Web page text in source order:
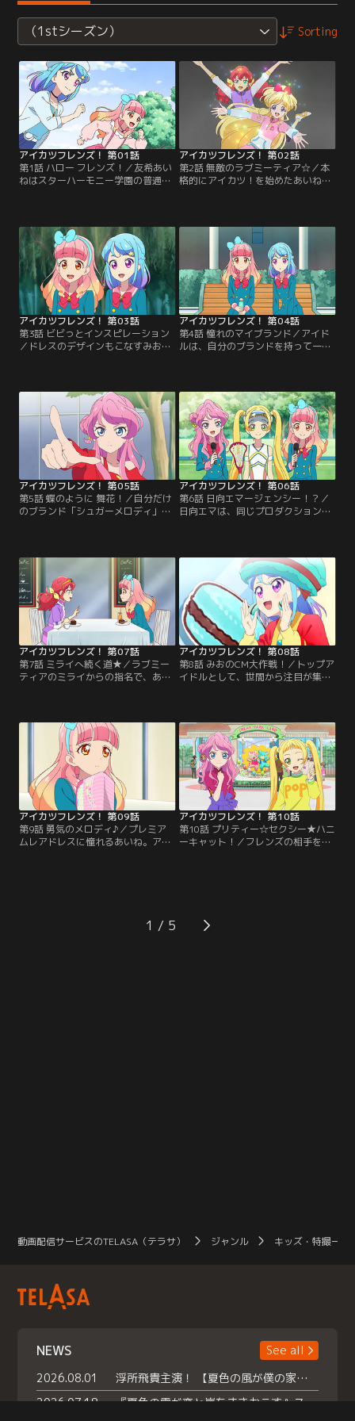
（1stシーズン） Sorting
アイカツフレンズ！ 第01話
第1話 ハロー フレンズ！／友希あい
ねはスターハーモニー学園の普通科
得意なあいねは、すぐにみおとも仲
良くなるが、みおからのお願いを引
き受けたら、なんと一緒にアイカ
ツ！のステージに立つことに…！？
【提供：バンダイチャンネル】
アイカツフレンズ！ 第02話
第2話 無敵のラブミーティア☆／本
格的にアイカツ！を始めたあいね。
仕事をもらってワクワクしていた。
お仕事現場で待っていたのは、アイ
カツ界の頂点に君臨するトップアイ
ドルユニットであり、ダイヤモンド
フレンズと呼ばれる「ラブミーティ
ア」の神城カレンと…。【提供：バ
ンダイチャンネル】
アイカツフレンズ！ 第03話
第3話 ビビっとインスピレーション
／ドレスのデザインもこなすみお
「何か足りない」とドレスのデザイ
ンに納得できておらず--そんな時、
あいねがみおの“一日限定の付き
人”をすることに。みおは納得のい
くプレミアムレアドレスを完成でき
るのか！？【提供：バンダイチャン
アイカツフレンズ！ 第04話
第4話 憧れのマイブランド／アイド
ルは、自分のブランドを持って一人
自分に合うブランドを探すことに。
いろんなブランドをあたるも、中々
うまくいかない。そんなとき、あい
ねは運命の出会いを果たす！【提
供：バンダイチャンネル】
アイカツフレンズ！ 第05話
第5話 蝶のように 舞花！／自分だけ
のブランド「シュガーメロディ」を
に応募する。そこで出会ったのは、
お祭り好きなアイドル・蝶乃舞花！
あいねは舞花とも友達になれるのか-
-！？【提供：バンダイチャンネル】
アイカツフレンズ！ 第06話
第6話 日向エマージェンシー！？／
日向エマは、同じプロダクション所
中々周囲と打ち解けられず、戸惑い
の連続。どうやら気になっているこ
とがあるみたいで……？【提供：バ
ンダイチャンネル】
アイカツフレンズ！ 第07話
第7話 ミライへ続く道★／ラブミー
ティアのミライからの指名で、あい
に、ミスを連発してしまう。そんな
あいねを外に連れ出すミライ。ミラ
イ流の励ましとは！？【提供：バン
ダイチャンネル】
アイカツフレンズ！ 第08話
第8話 みおのCM大作戦！／トップア
イドルとして、世間から注目が集ま
撮影がはじまるとびっくり！CMの
楽曲は、マカロンのイメージとはか
け離れた「音頭」！？みおは期待さ
れた通り、このCMで「ビックバ
ン」を起こすことができるのか？
【提供：バンダイチャンネル】
アイカツフレンズ！ 第09話
第9話 勇気のメロディ♪／プレミア
ムレアドレスに憧れるあいね。アイ
企画する。張り切るあいねだが-
-！？【提供：バンダイチャンネル】
アイカツフレンズ！ 第10話
第10話 プリティー☆セクシー★ハニ
ーキャット！／フレンズの相手を探
だ相手は一体誰！？【提供：バンダ
イチャンネル】
1
動画配信サービスのTELASA（テラサ） ジャンル キッズ・特撮一覧
NEWS
See all
2026.08.01
浮所飛貴主演！ 【夏色の風が僕の家にやってきた】 本日よりテラサで独占配信スタート！
2026.07.18
『夏色の雲が恋と嵐をまきおこす』スペシャルメイキング 【Part1】2026年７月18日（土）23時30分～配信スタート！話題のシーンの裏側を大公開！豪華キャスト大集合！ 『武宮家 真夏の家族会議』開催！